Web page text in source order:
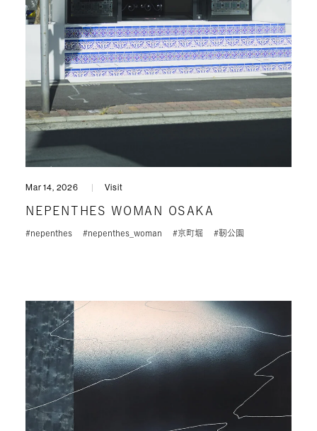
Mar 14, 2026 Visit
NEPENTHES WOMAN OSAKA
#nepenthes #nepenthes_woman #京町堀 #靭公園